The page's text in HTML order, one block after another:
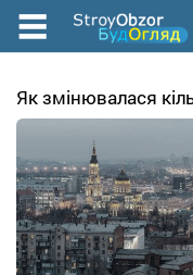
Перейти
до
вмісту
Як змінювалася